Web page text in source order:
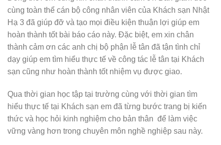
cùng toàn thể cán bộ công nhân viên của Khách sạn Nhật
Hạ 3 đã giúp đỡ và tạo mọi điều kiện thuận lợi giúp em
hoàn thành tốt bài báo cáo này. Đặc biệt, em xin chân
thành cảm ơn các anh chị bộ phận lễ tân đã tận tình chỉ
dạy giúp em tìm hiểu thực tế về công tác lễ tân tại Khách
sạn cũng như hoàn thành tốt nhiệm vụ được giao.
Qua thời gian học tập tại trường cùng với thời gian tìm
hiểu thực tế tại Khách sạn em đã từng bước trang bị kiến
thức và học hỏi kinh nghiệm cho bản thân để làm việc
vững vàng hơn trong chuyên môn nghề nghiệp sau này.